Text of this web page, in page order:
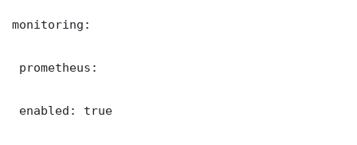
monitoring:
prometheus:
enabled: true